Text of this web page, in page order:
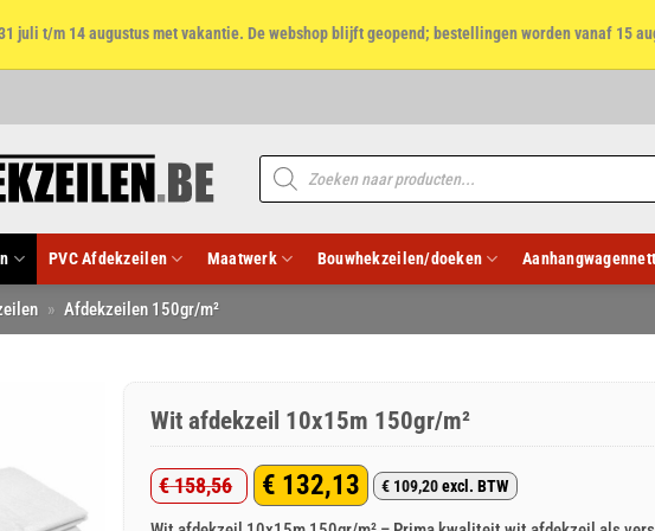
juli t/m 14 augustus met vakantie. De webshop blijft geopend; bestellingen worden vanaf 15
Producten
zoeken
PVC Afdekzeilen Maatwerk Bouwhekzeilen/doeken
» Afdekzeilen 150gr/m²
Wit afdekzeil 10x15m 150gr/m²
€158,56
Oorspronkelijke
€ 132,13
Huidige
€ 109,20excl. BTW